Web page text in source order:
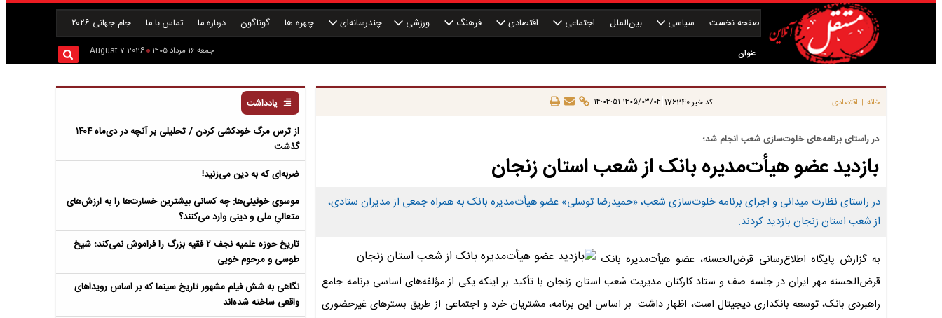
صفحه نخست سیاسی بین‌الملل اجتماعی اقتصادی فرهنگ ورزشی چندرسانه‌ای چهره ها گوناگون درباره ما تماس با ما جام جهانی ۲۰۲۶
عنوان جمعه ۱۶ مرداد ۱۴۰۵ 2026 August 7
خانه | اقتصادی کد خبر176240 ۱۴۰۵/۰۳/۰۴ ۱۴:۰۴:۵۱
در راستای برنامه‌های خلوت‌سازی شعب انجام شد؛
بازدید عضو هیأت‌مدیره بانک از شعب استان زنجان
در راستای نظارت میدانی و اجرای برنامه خلوت‌سازی شعب، «حمیدرضا توسلی» عضو هیأت‌مدیره بانک به همراه جمعی از مدیران ستادی،
از شعب استان زنجان بازدید کردند.
به گزارش پایگاه اطلاع‌رسانی قرض‌الحسنه، عضو هیأت‌مدیره بانک
قرض‌الحسنه مهر ایران در جلسه صف و ستاد کارکنان مدیریت شعب استان زنجان با تأکید بر اینکه یکی از مؤلفه‌های اساسی برنامه جامع
راهبردی بانک، توسعه بانکداری دیجیتال است، اظهار داشت: بر اساس این برنامه، مشتریان خرد و اجتماعی از طریق بسترهای غیرحضوری
یادداشت
از ترس مرگ خودکشی کردن / تحلیلی بر آنچه در دی‌ماه ۱۴۰۴
گذشت
ضربه‌ای که به دین می‌زنید!
موسوی خوئینی‌ها: چه کسانی بیشترین خسارت‌ها را به ارزش‌های
متعالیِ ملی و دینی وارد می‌کنند؟
تاریخ حوزه علمیه نجف ۲ فقیه بزرگ را فراموش نمی‌کند؛ شیخ
طوسی و مرحوم خویی
نگاهی به شش فیلم مشهور تاریخ سینما که بر اساس رویداهای
واقعی ساخته شده‌اند